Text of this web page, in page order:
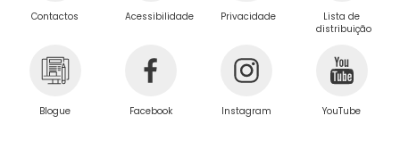
Contactos Acessibilidade Privacidade
Lista de
distribuição
Blogue Facebook Instagram YouTube